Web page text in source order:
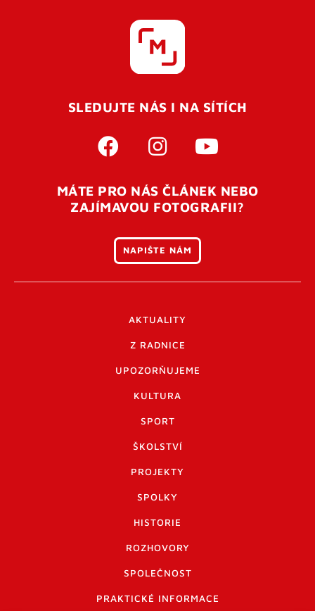
SLEDUJTE NÁS I NA SÍTÍCH
MÁTE PRO NÁS ČLÁNEK NEBO
ZAJÍMAVOU FOTOGRAFII?
NAPIŠTE NÁM
AKTUALITY
Z RADNICE
UPOZORŇUJEME
KULTURA
SPORT
ŠKOLSTVÍ
PROJEKTY
SPOLKY
HISTORIE
ROZHOVORY
SPOLEČNOST
PRAKTICKÉ INFORMACE